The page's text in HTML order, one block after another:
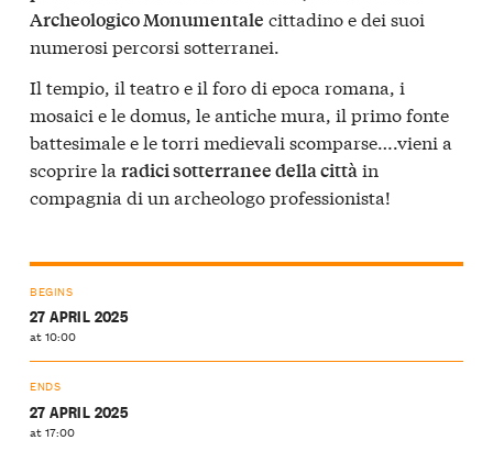
Archeologico Monumentale cittadino e dei suoi
numerosi percorsi sotterranei.
Il tempio, il teatro e il foro di epoca romana, i
mosaici e le domus, le antiche mura, il primo fonte
battesimale e le torri medievali scomparse….vieni a
scoprire la radici sotterranee della cittàin
compagnia di un archeologo professionista!
BEGINS
27 APRIL 2025
at 10:00
ENDS
27 APRIL 2025
at 17:00